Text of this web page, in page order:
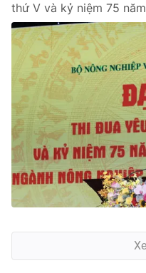
thứ V và kỷ niệm 75